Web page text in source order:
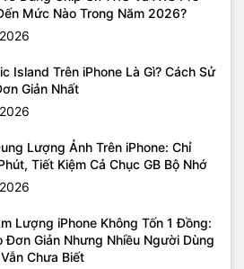
Mức Nào Trong Năm 2026?
Island Trên iPhone Là Gì? Cách Sử
Giản Nhất
Lượng Ảnh Trên iPhone: Chỉ
Tiết Kiệm Cả Chục GB Bộ Nhớ
Lượng iPhone Không Tốn 1 Đồng:
Đơn Giản Nhưng Nhiều Người Dùng
Chưa Biết